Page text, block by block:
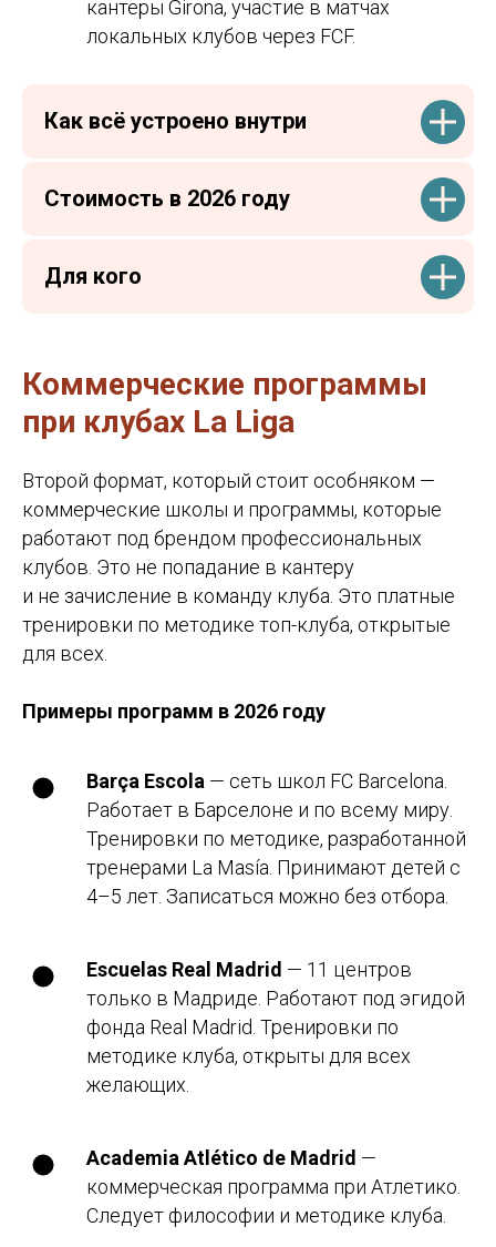
кантеры Girona, участие в матчах
локальных клубов через FCF.
Как всё устроено внутри
Стоимость в 2026 году
Для кого
Коммерческие программы
при клубах La Liga
Второй формат, который стоит особняком —
коммерческие школы и программы, которые
работают под брендом профессиональных
клубов. Это не попадание в кантеру
и не зачисление в команду клуба. Это платные
тренировки по методике топ-клуба, открытые
для всех.
Примеры программ в 2026 году
Barça Escola — сеть школ FC Barcelona.
Работает в Барселоне и по всему миру.
Тренировки по методике, разработанной
тренерами La Masía. Принимают детей с
4–5 лет. Записаться можно без отбора.
Escuelas Real Madrid — 11 центров
только в Мадриде. Работают под эгидой
фонда Real Madrid. Тренировки по
методике клуба, открыты для всех
желающих.
Academia Atlético de Madrid —
коммерческая программа при Атлетико.
Следует философии и методике клуба.
Не знаете, с чего